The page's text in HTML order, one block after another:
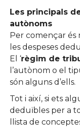
Les principals
autònoms
Per començar és
les despeses
El ‘règim de
l’autònom o el
són alguns d’ells.
Tot i així, si ets
deduïbles per a
llista de